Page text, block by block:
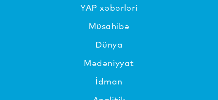
YAP xəbərləri
Müsahibə
Dünya
Mədəniyyat
İdman